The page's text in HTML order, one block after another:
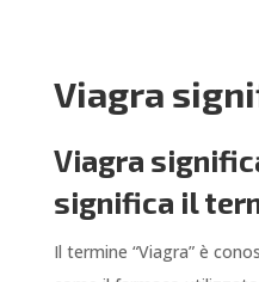
Viagra
Viagra
significa il
Il termine “Viagra” è